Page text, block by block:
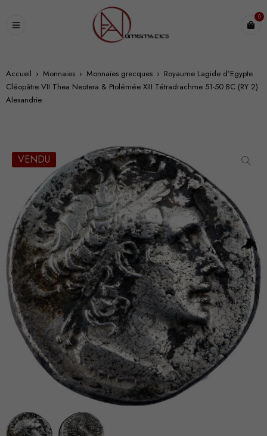
0
Accueil › Monnaies › Monnaies grecques › Royaume Lagide d’Egypte
Cléopâtre VII Thea Neotera & Ptolémée XIII Tétradrachme 51-50 BC (RY 2)
Alexandrie
VENDU